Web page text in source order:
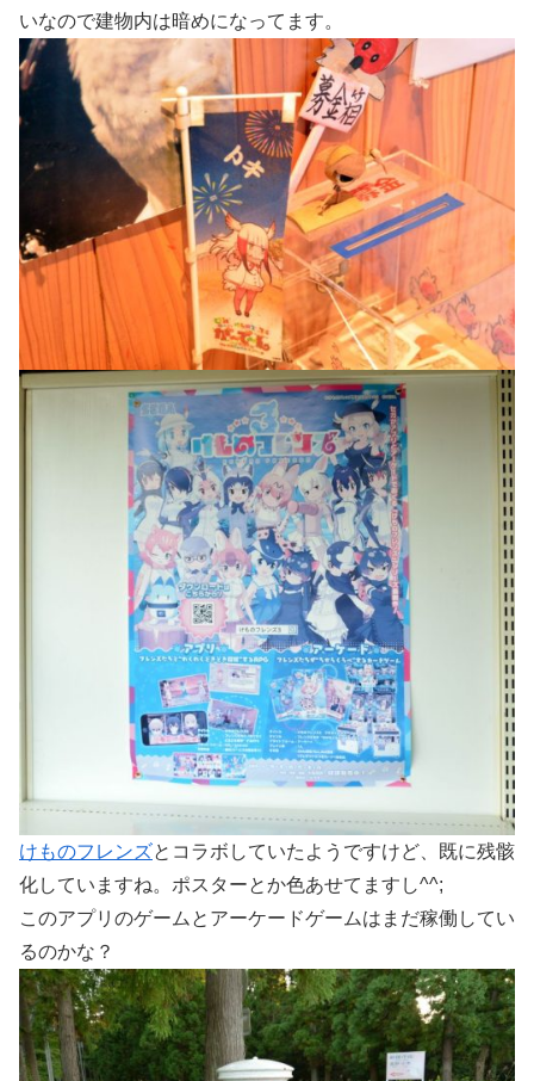
いなので建物内は暗めになってます。
けものフレンズとコラボしていたようですけど、既に残骸
化していますね。ポスターとか色あせてますし^^;
このアプリのゲームとアーケードゲームはまだ稼働してい
るのかな？